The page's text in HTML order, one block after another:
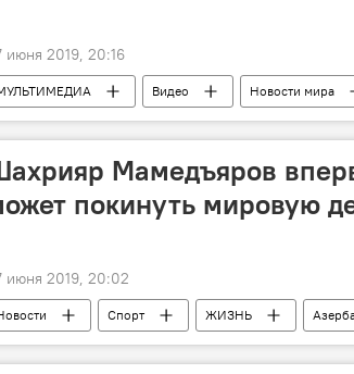
июня 2019, 20:16
Видео Новости мира
Мамедъяров
покинуть мировую
июня 2019, 20:02
Спорт ЖИЗНЬ